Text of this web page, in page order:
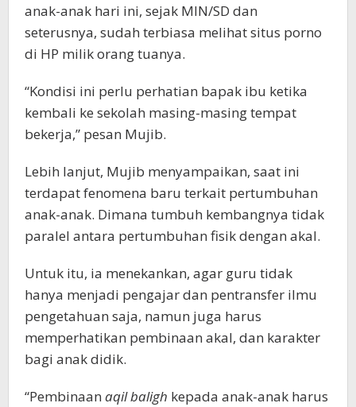
anak-anak hari ini, sejak MIN/SD dan
seterusnya, sudah terbiasa melihat situs porno
di HP milik orang tuanya.
“Kondisi ini perlu perhatian bapak ibu ketika
kembali ke sekolah masing-masing tempat
bekerja,” pesan Mujib.
Lebih lanjut, Mujib menyampaikan, saat ini
terdapat fenomena baru terkait pertumbuhan
anak-anak. Dimana tumbuh kembangnya tidak
paralel antara pertumbuhan fisik dengan akal.
Untuk itu, ia menekankan, agar guru tidak
hanya menjadi pengajar dan pentransfer ilmu
pengetahuan saja, namun juga harus
memperhatikan pembinaan akal, dan karakter
bagi anak didik.
“Pembinaan aqil baligh kepada anak-anak harus